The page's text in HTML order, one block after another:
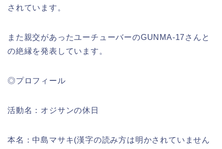
されています。
また親交があったユーチューバーのGUNMA-17さんと
の絶縁を発表しています。
◎プロフィール
活動名：オジサンの休日
本名：中島マサキ(漢字の読み方は明かされていません